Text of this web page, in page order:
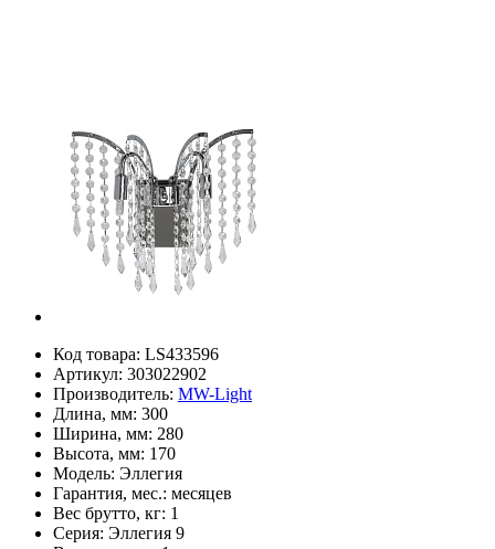
Код товара: LS433596
Артикул: 303022902
Производитель: MW-Light
Длина, мм: 300
Ширина, мм: 280
Высота, мм: 170
Модель: Эллегия
Гарантия, мес.: месяцев
Вес брутто, кг: 1
Серия: Эллегия 9